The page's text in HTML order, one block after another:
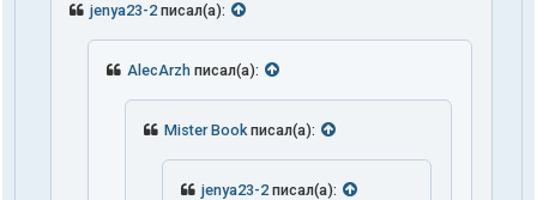
jenya23-2писал(а):
AlecArzh писал(а):
Mister Bookписал(а):
jenya23-2писал(а):